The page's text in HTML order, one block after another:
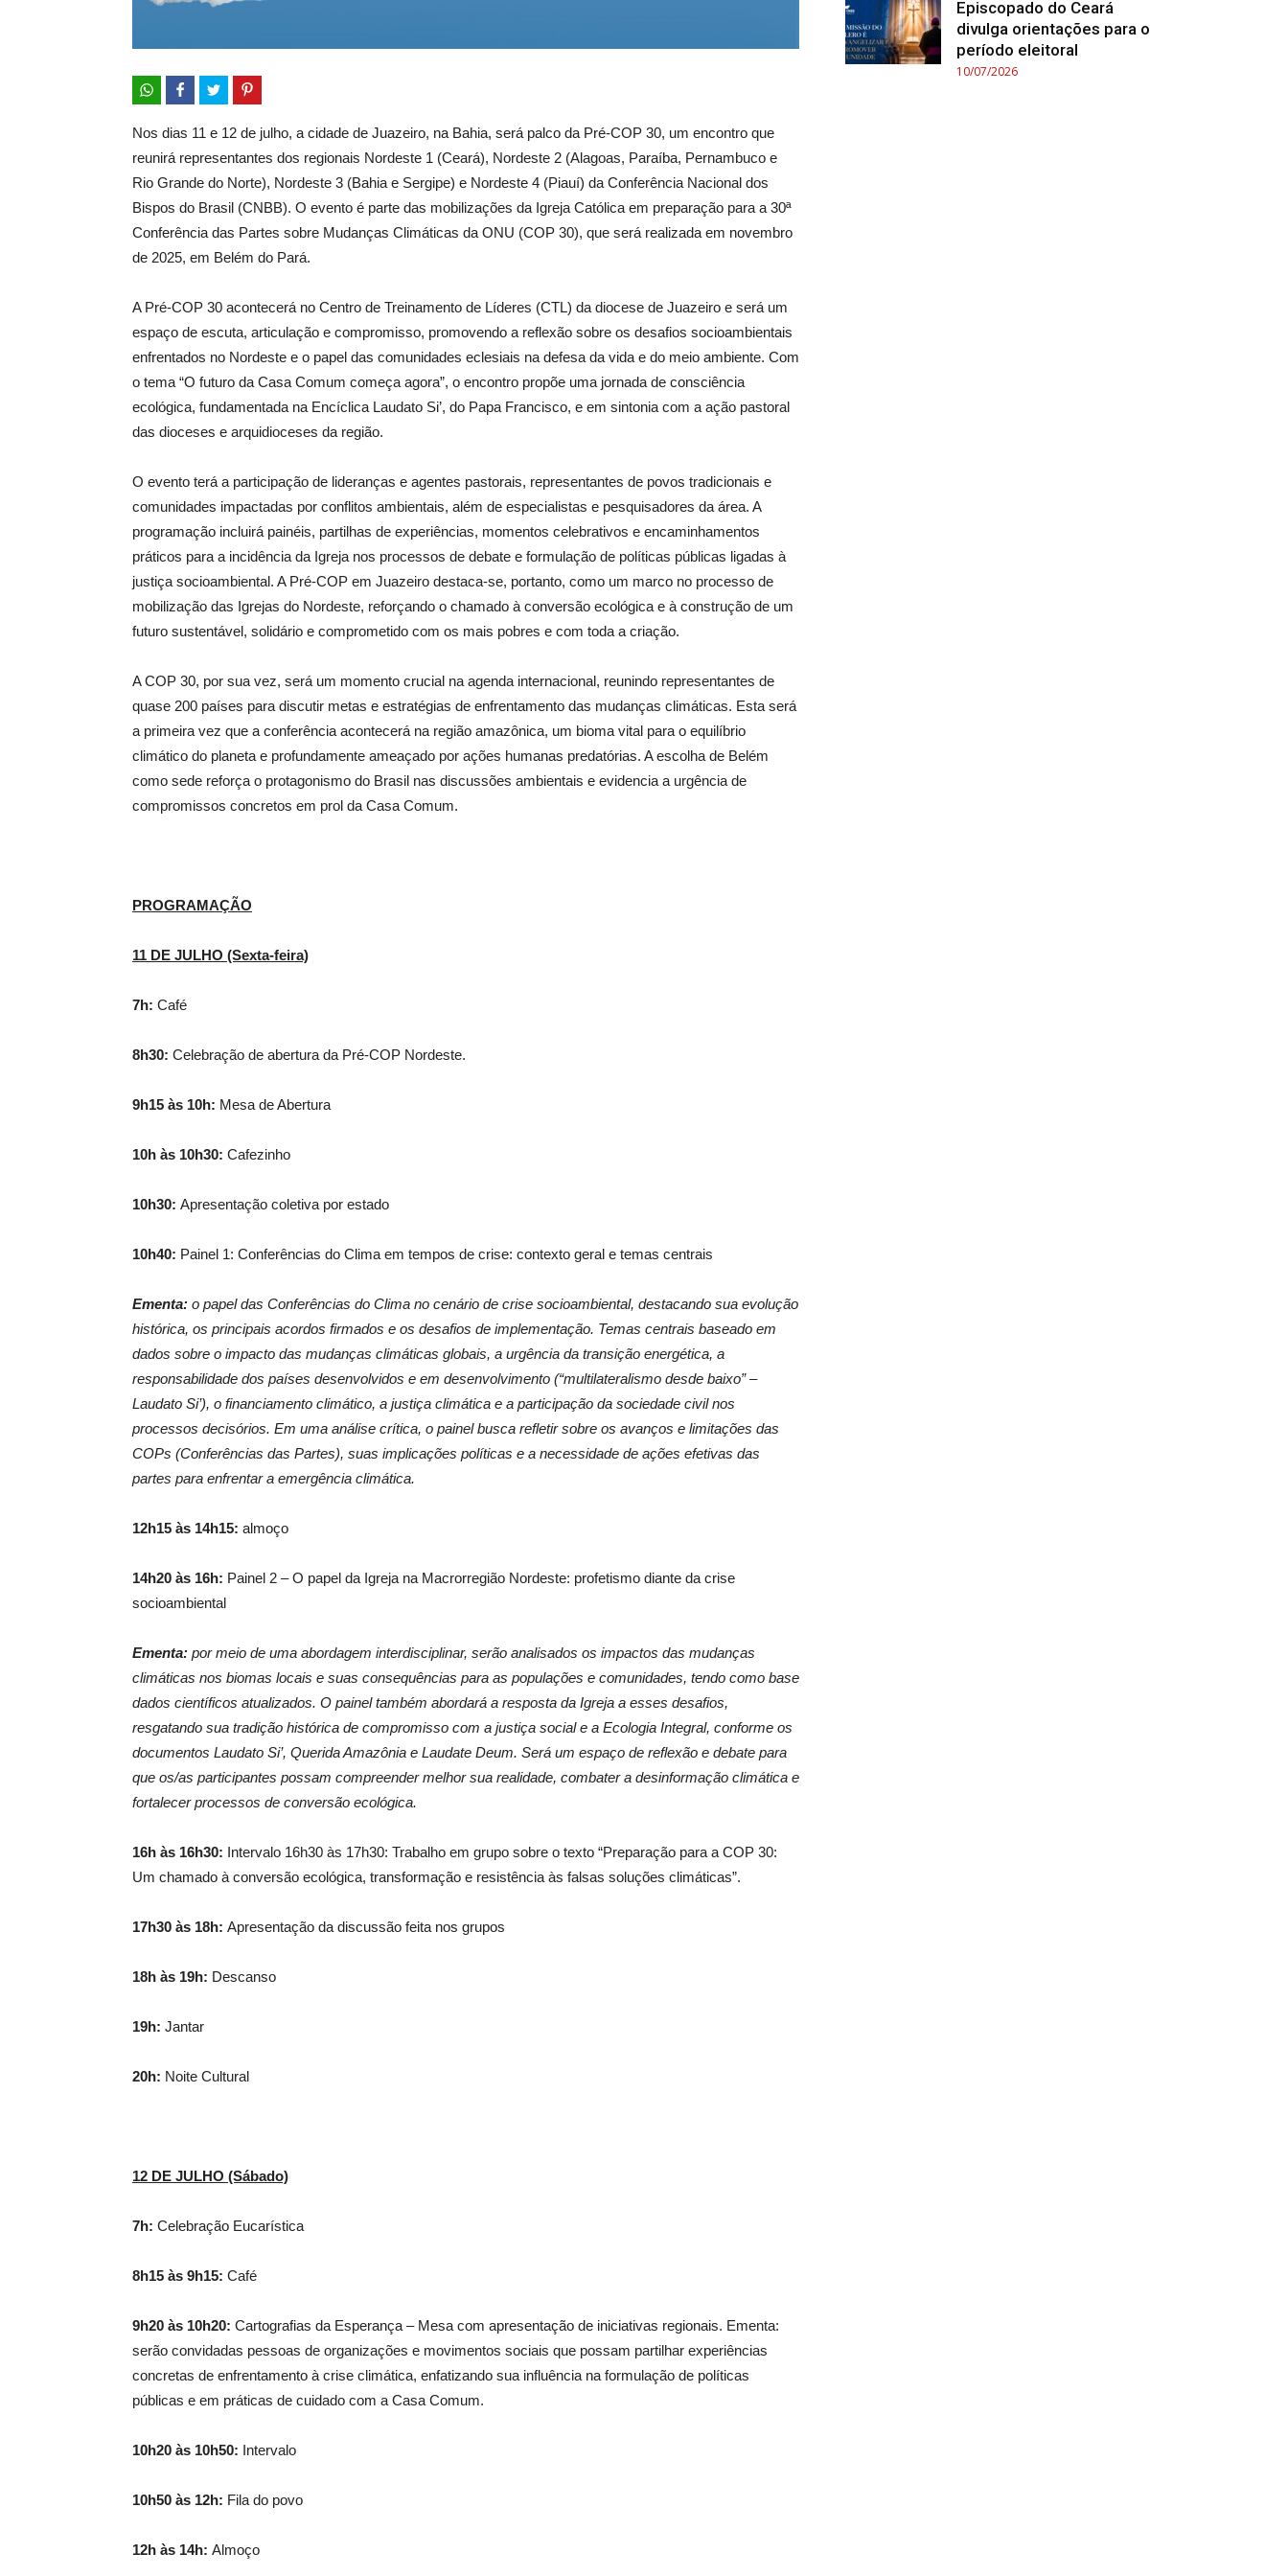
Nos dias 11 e 12 de julho, a cidade de Juazeiro, na Bahia, será palco da Pré-COP 30, um encontro que
reunirá representantes dos regionais Nordeste 1 (Ceará), Nordeste 2 (Alagoas, Paraíba, Pernambuco e
Rio Grande do Norte), Nordeste 3 (Bahia e Sergipe) e Nordeste 4 (Piauí) da Conferência Nacional dos
Bispos do Brasil (CNBB). O evento é parte das mobilizações da Igreja Católica em preparação para a 30ª
Conferência das Partes sobre Mudanças Climáticas da ONU (COP 30), que será realizada em novembro
de 2025, em Belém do Pará.
A Pré-COP 30 acontecerá no Centro de Treinamento de Líderes (CTL) da diocese de Juazeiro e será um
espaço de escuta, articulação e compromisso, promovendo a reflexão sobre os desafios socioambientais
enfrentados no Nordeste e o papel das comunidades eclesiais na defesa da vida e do meio ambiente. Com
o tema “O futuro da Casa Comum começa agora”, o encontro propõe uma jornada de consciência
ecológica, fundamentada na Encíclica Laudato Si’, do Papa Francisco, e em sintonia com a ação pastoral
das dioceses e arquidioceses da região.
O evento terá a participação de lideranças e agentes pastorais, representantes de povos tradicionais e
comunidades impactadas por conflitos ambientais, além de especialistas e pesquisadores da área. A
programação incluirá painéis, partilhas de experiências, momentos celebrativos e encaminhamentos
práticos para a incidência da Igreja nos processos de debate e formulação de políticas públicas ligadas à
justiça socioambiental. A Pré-COP em Juazeiro destaca-se, portanto, como um marco no processo de
mobilização das Igrejas do Nordeste, reforçando o chamado à conversão ecológica e à construção de um
futuro sustentável, solidário e comprometido com os mais pobres e com toda a criação.
A COP 30, por sua vez, será um momento crucial na agenda internacional, reunindo representantes de
quase 200 países para discutir metas e estratégias de enfrentamento das mudanças climáticas. Esta será
a primeira vez que a conferência acontecerá na região amazônica, um bioma vital para o equilíbrio
climático do planeta e profundamente ameaçado por ações humanas predatórias. A escolha de Belém
como sede reforça o protagonismo do Brasil nas discussões ambientais e evidencia a urgência de
compromissos concretos em prol da Casa Comum.
PROGRAMAÇÃO
11 DE JULHO (Sexta-feira)
7h: Café
8h30: Celebração de abertura da Pré-COP Nordeste.
9h15 às 10h: Mesa de Abertura
10h às 10h30: Cafezinho
10h30: Apresentação coletiva por estado
10h40: Painel 1: Conferências do Clima em tempos de crise: contexto geral e temas centrais
Ementa: o papel das Conferências do Clima no cenário de crise socioambiental, destacando sua evolução
histórica, os principais acordos firmados e os desafios de implementação. Temas centrais baseado em
dados sobre o impacto das mudanças climáticas globais, a urgência da transição energética, a
responsabilidade dos países desenvolvidos e em desenvolvimento (“multilateralismo desde baixo” –
Laudato Si’), o financiamento climático, a justiça climática e a participação da sociedade civil nos
processos decisórios. Em uma análise crítica, o painel busca refletir sobre os avanços e limitações das
COPs (Conferências das Partes), suas implicações políticas e a necessidade de ações efetivas das
partes para enfrentar a emergência climática.
12h15 às 14h15: almoço
14h20 às 16h: Painel 2 – O papel da Igreja na Macrorregião Nordeste: profetismo diante da crise
socioambiental
Ementa: por meio de uma abordagem interdisciplinar, serão analisados os impactos das mudanças
climáticas nos biomas locais e suas consequências para as populações e comunidades, tendo como base
dados científicos atualizados. O painel também abordará a resposta da Igreja a esses desafios,
resgatando sua tradição histórica de compromisso com a justiça social e a Ecologia Integral, conforme os
documentos Laudato Si’, Querida Amazônia e Laudate Deum. Será um espaço de reflexão e debate para
que os/as participantes possam compreender melhor sua realidade, combater a desinformação climática e
fortalecer processos de conversão ecológica.
16h às 16h30: Intervalo 16h30 às 17h30: Trabalho em grupo sobre o texto “Preparação para a COP 30:
Um chamado à conversão ecológica, transformação e resistência às falsas soluções climáticas”.
17h30 às 18h: Apresentação da discussão feita nos grupos
18h às 19h: Descanso
19h: Jantar
20h: Noite Cultural
12 DE JULHO (Sábado)
7h: Celebração Eucarística
8h15 às 9h15: Café
9h20 às 10h20: Cartografias da Esperança – Mesa com apresentação de iniciativas regionais. Ementa:
serão convidadas pessoas de organizações e movimentos sociais que possam partilhar experiências
concretas de enfrentamento à crise climática, enfatizando sua influência na formulação de políticas
públicas e em práticas de cuidado com a Casa Comum.
10h20 às 10h50: Intervalo
10h50 às 12h: Fila do povo
12h às 14h: Almoço
Episcopado do Ceará
divulga orientações para o
período eleitoral
10/07/2026